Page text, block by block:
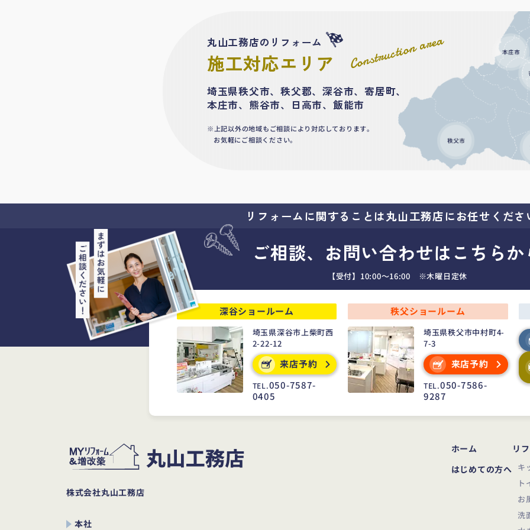
Construction area
丸山工務店のリフォーム
施工対応エリア
埼玉県秩父市、秩父郡、深谷市、寄居町、
本庄市、熊谷市、日高市、飯能市
上記以外の地域もご相談により対応しております。
お気軽にご相談ください。
リフォームに関することは丸山工務店にお任せくださ
ご相談、お問い合わせはこちら
【受付】10:00～16:00 ※木曜日定休
深谷ショールーム
埼玉県深谷市上柴町西
2-22-12
来店予約
TEL.050-7587-
0405
秩父ショールーム
埼玉県秩父市中村町4-
7-3
来店予約
TEL.050-7586-
9287
株式会社丸山工務店
本社
ホーム
はじめての方へ
リ
キ
ト
お
洗